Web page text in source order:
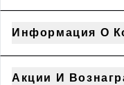
Информация О
Акции И